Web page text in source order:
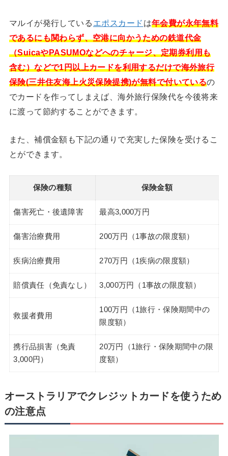
マルイが発行している エポスカード は年会費が永年無料
であるにも関わらず、空港に向かうための鉄道代金
（SuicaやPASUMOなどへのチャージ、定期券利用も
含む）などで1円以上カードを利用するだけで海外旅行
保険(三井住友海上火災保険提携)が無料で付いているの
でカードを作ってしまえば、海外旅行保険代を今後将来
に渡って節約することができます。
また、補償金額も下記の通りで充実した保険を受けるこ
とができます。
保険の種類 保険金額
傷害死亡・後遺障害 最高3,000万円
傷害治療費用 200万円（1事故の限度額）
疾病治療費用 270万円（1疾病の限度額）
賠償責任（免責なし） 3,000万円（1事故の限度額）
救援者費用
100万円（1旅行・保険期間中の
限度額）
携行品損害（免責
3,000円）
20万円（1旅行・保険期間中の限
度額）
オーストラリアでクレジットカードを使うため
の注意点